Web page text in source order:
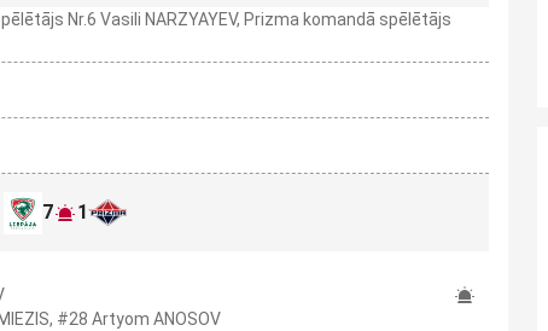
Nr.6 Vasili NARZYAYEV, Prizma komandā spēlētājs
7 1
#28 Artyom ANOSOV